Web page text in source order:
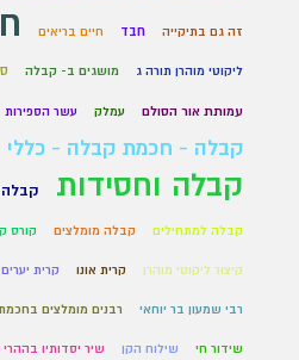
זה גם בתיקייה חבד חיים בריאים
ליקוטי מוהרן תורה ג מושגים ב- קבלה
עמותת אור הסולם עמלק עשר הספירות
קבלה - חכמת קבלה - כללי
קבלה וחסידות
קבלה למתחילים קבלה מומלצים קורס
קיצור ליקוטי מוהרן קרית אונו קרית יערים
רבי שמעון בר יוחאי רבנים מומלצים
שידור חי שילוח הקן שיר יסדותיו